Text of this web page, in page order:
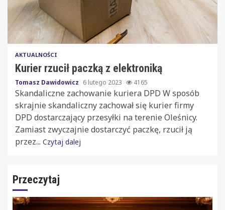
AKTUALNOŚCI
Kurier rzucił paczką z elektroniką
Tomasz Dawidowicz 6 lutego 2023 4165
Skandaliczne zachowanie kuriera DPD W sposób
skrajnie skandaliczny zachował się kurier firmy
DPD dostarczający przesyłki na terenie Oleśnicy.
Zamiast zwyczajnie dostarczyć paczkę, rzucił ją
przez... Czytaj dalej
Przeczytaj